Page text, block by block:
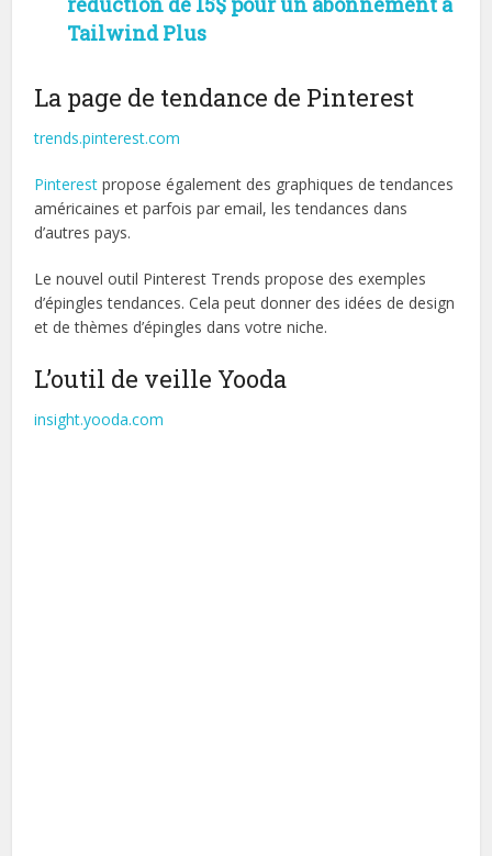
Tailwind Plus
La page de tendance de Pinterest
trends.pinterest.com
Pinterest propose également des graphiques de tendances
américaines et parfois par email, les tendances dans
d’autres pays.
Le nouvel outil Pinterest Trends propose des exemples
d’épingles tendances. Cela peut donner des idées de design
et de thèmes d’épingles dans votre niche.
L’outil de veille Yooda
insight.yooda.com